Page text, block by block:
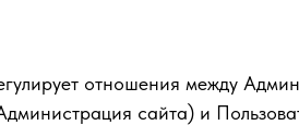
отношения между
сайта) и